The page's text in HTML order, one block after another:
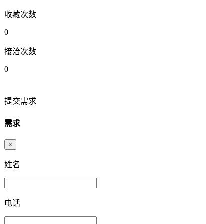
收藏次数
0
接洽次数
0
提交需求
需求
×
姓名
电话